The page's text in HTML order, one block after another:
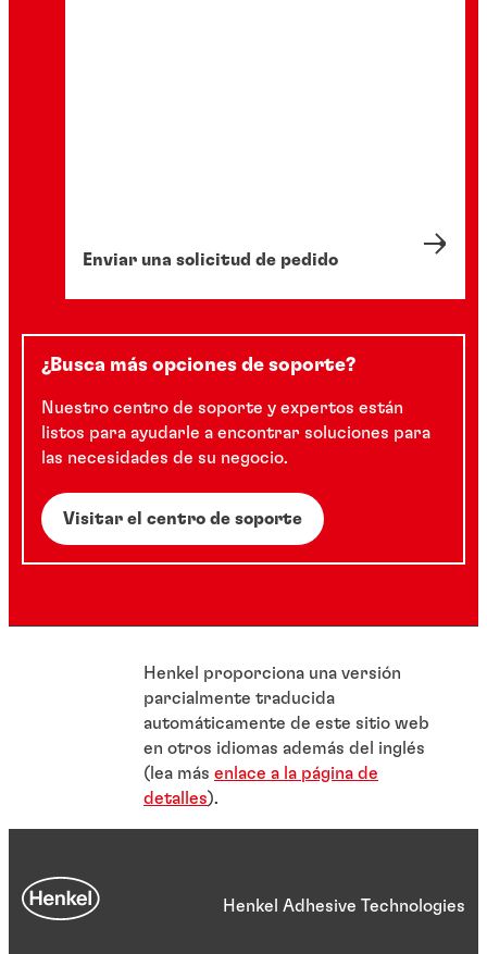
Enviar una solicitud de pedido
¿Busca más opciones de soporte?
Nuestro centro de soporte y expertos están
listos para ayudarle a encontrar soluciones para
las necesidades de su negocio.
Visitar el centro de soporte
Henkel proporciona una versión
parcialmente traducida
automáticamente de este sitio web
en otros idiomas además del inglés
(lea más enlace a la página de
detalles).
Henkel Adhesive Technologies